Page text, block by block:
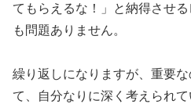
てもらえるな！」と納得させ
も問題ありません。
繰り返しになりますが、重要
て、自分なりに深く考えられ